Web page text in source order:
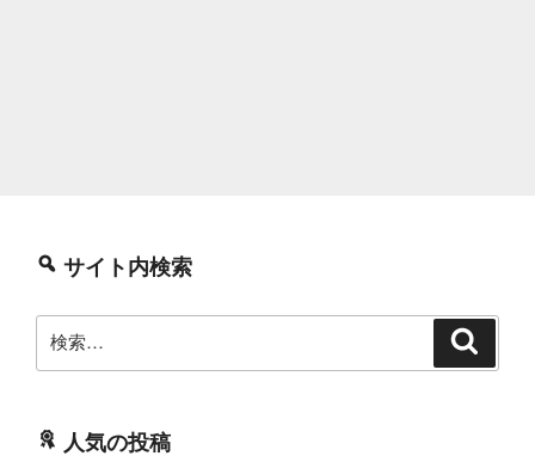
サイト内検索
索:
人気の投稿